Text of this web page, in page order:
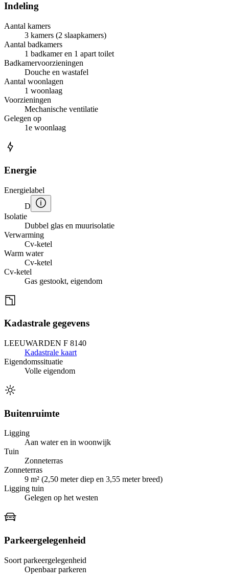
Indeling
Aantal kamers
3 kamers (2 slaapkamers)
Aantal badkamers
1 badkamer en 1 apart toilet
Badkamervoorzieningen
Douche en wastafel
Aantal woonlagen
1 woonlaag
Voorzieningen
Mechanische ventilatie
Gelegen op
1e woonlaag
Energie
Energielabel
D
Isolatie
Dubbel glas en muurisolatie
Verwarming
Cv-ketel
Warm water
Cv-ketel
Cv-ketel
Gas gestookt, eigendom
Kadastrale gegevens
LEEUWARDEN F 8140
Kadastrale kaart
Eigendomssituatie
Volle eigendom
Buitenruimte
Ligging
Aan water en in woonwijk
Tuin
Zonneterras
Zonneterras
9 m² (2,50 meter diep en 3,55 meter breed)
Ligging tuin
Gelegen op het westen
Parkeergelegenheid
Soort parkeergelegenheid
Openbaar parkeren